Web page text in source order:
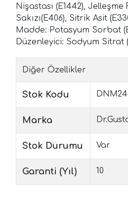
Nişastası (E1442),
Sakızı(E406), Sitrik Asit
Madde: Potasyum Sorbat
Düzenleyici: Sodyum Sitrat
Diğer Özellikler
Stok Kodu
Marka
Stok Durumu Var
Garanti (Yıl) 10